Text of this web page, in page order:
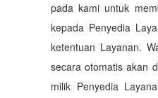
pada kami untuk
kepada Penyedia
ketentuan Layanan.
secara otomatis akan
milik Penyedia